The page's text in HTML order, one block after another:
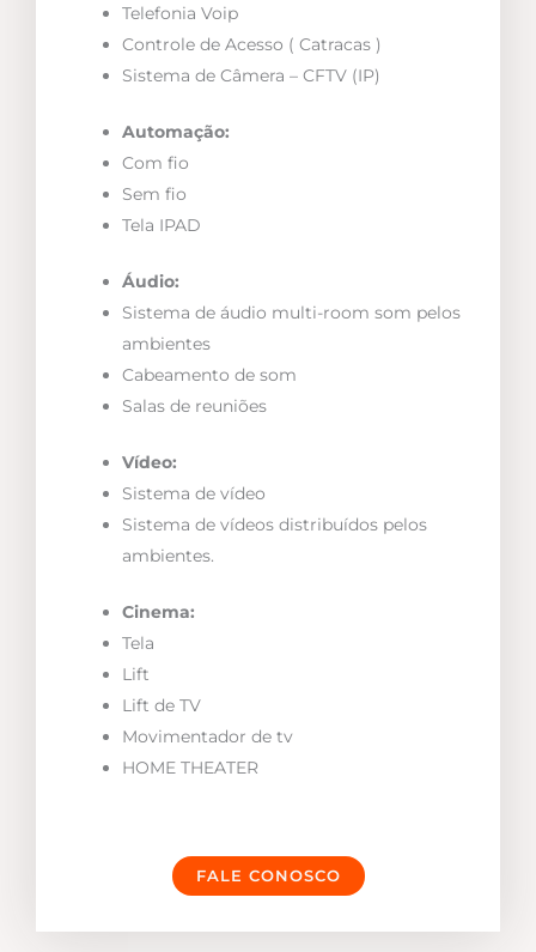
Telefonia Voip
Controle de Acesso ( Catracas )
Sistema de Câmera – CFTV (IP)
Automação:
Com fio
Sem fio
Tela IPAD
Áudio:
Sistema de áudio multi-room som pelos
ambientes
Cabeamento de som
Salas de reuniões
Vídeo:
Sistema de vídeo
Sistema de vídeos distribuídos pelos
ambientes.
Cinema:
Tela
Lift
Lift de TV
Movimentador de tv
HOME THEATER
FALE CONOSCO